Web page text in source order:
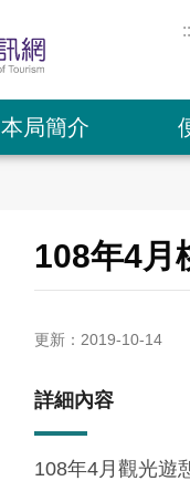
本局簡介
108年4月
更新：2019-10-14
詳細內容
108年4月觀光遊